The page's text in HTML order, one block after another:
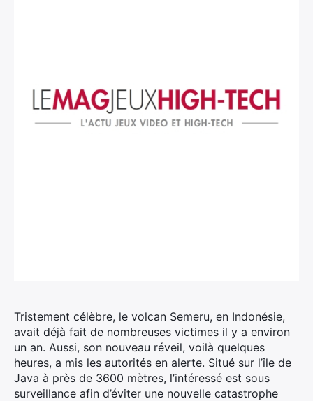
Tristement célèbre, le volcan Semeru, en Indonésie,
avait déjà fait de nombreuses victimes il y a environ
un an. Aussi, son nouveau réveil, voilà quelques
heures, a mis les autorités en alerte. Situé sur l’île de
Java à près de 3600 mètres, l’intéressé est sous
surveillance afin d’éviter une nouvelle catastrophe